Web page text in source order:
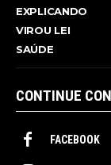
EXPLICANDO
VIROU LEI
SAÚDE
CONTINUE
FACEBOOK